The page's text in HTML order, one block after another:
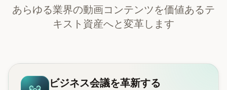
あらゆる業界の動画コンテンツを価値あるテ
キスト資産へと変革します
ビジネス会議を革新する